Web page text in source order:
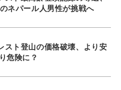
ネパール人男性が挑戦へ
スト登山の価格破壊、より安
危険に？